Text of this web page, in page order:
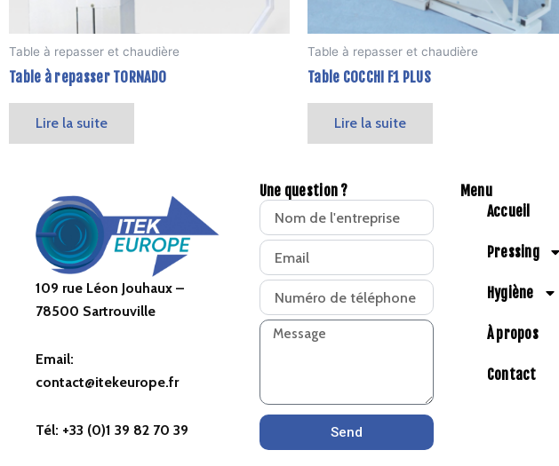
Table à repasser et chaudière
Table à repasser TORNADO
Lire la suite
Table à repasser et chaudière
Table COCCHI F1 PLUS
Lire la suite
109 rue Léon Jouhaux –
78500 Sartrouville
Email:
contact@itekeurope.fr
Tél: +33 (0)1 39 82 70 39
Une question ?
Send
Menu
Accueil
Pressing
Hygiène
À propos
Contact